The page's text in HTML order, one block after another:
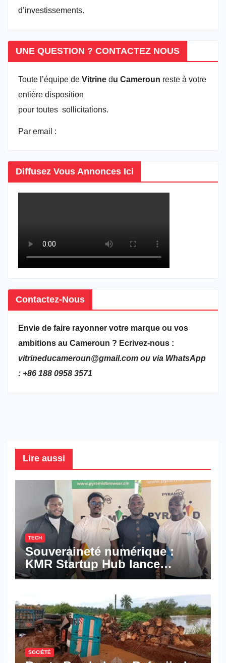
d’investissements.
UNE QUESTION ? CONTACTEZ NOUS
Toute l’équipe de Vitrine du Cameroun reste à votre
entière disposition
pour toutes sollicitations.
Par email :
Diffusez Vous Annonces Ici
Contactez-Nous
Envie de faire rayonner votre marque ou vos
ambitions au Cameroun ? Ecrivez-nous :
vitrineducameroun@gmail.com ou via WhatsApp
: +86 188 0958 3571
Lire aussi
TECH
Souveraineté numérique :
KMR Startup Hub lance
Pyramid Browser et Pyramid
numériques made in
Cameroon
SOCIÉTÉ